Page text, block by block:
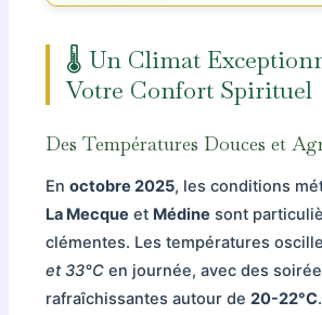
🌡️ Un Climat
Votre Confort Spirituel
Des Températures Douces et
Enoctobre 2025, les conditions
La Mecque et Médine sont
clémentes. Les températures
et 33°C en journée, avec des
rafraîchissantes autour de20-22°C